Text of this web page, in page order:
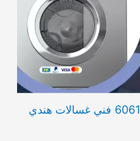
فني تصليح غسالات العيون 60615556 فني غسالات هندي